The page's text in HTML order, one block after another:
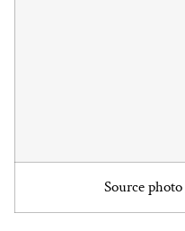
Source photo